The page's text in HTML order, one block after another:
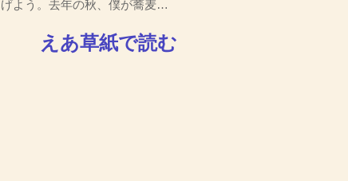
げよう。去年の秋、僕が蕎麦…
えあ草紙で読む